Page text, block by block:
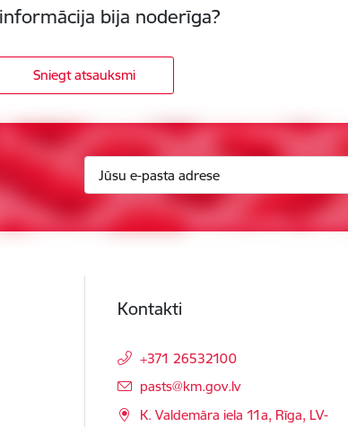
bija noderīga?
Sniegt atsauksmi
Kontakti
+371 26532100
E-pasts:
pasts@km.gov.lv
K. Valdemāra iela 11a, Rīga, LV-